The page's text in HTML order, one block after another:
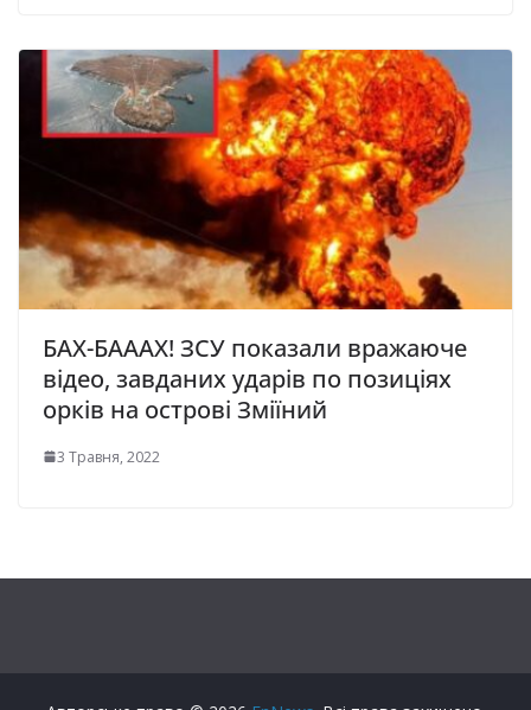
БАХ-БАААХ! ЗСУ показали вражаюче
відео, завданих ударів по позиціях
орків на острові Зміїний
3 Травня, 2022